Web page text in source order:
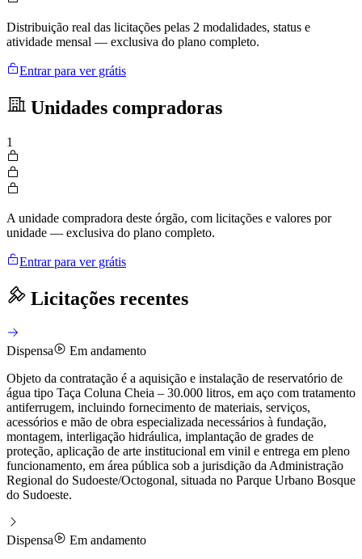
Distribuição real das licitações pelas 2 modalidades, status e
atividade mensal — exclusiva do plano completo.
Entrar para ver grátis
Unidades compradoras
1
A unidade compradora deste órgão, com licitações e valores por
unidade — exclusiva do plano completo.
Entrar para ver grátis
Licitações recentes
Dispensa
Em andamento
Objeto da contratação é a aquisição e instalação de reservatório de
água tipo Taça Coluna Cheia – 30.000 litros, em aço com tratamento
antiferrugem, incluindo fornecimento de materiais, serviços,
acessórios e mão de obra especializada necessários à fundação,
montagem, interligação hidráulica, implantação de grades de
proteção, aplicação de arte institucional em vinil e entrega em pleno
funcionamento, em área pública sob a jurisdição da Administração
Regional do Sudoeste/Octogonal, situada no Parque Urbano Bosque
do Sudoeste.
Dispensa
Em andamento